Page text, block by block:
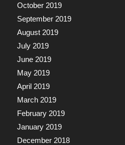
October 2019
September 2019
August 2019
July 2019
June 2019
May 2019
April 2019
March 2019
February 2019
January 2019
December 2018